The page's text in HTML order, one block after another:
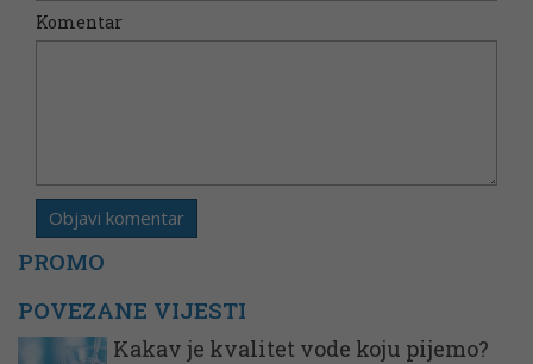
Komentar
PROMO
POVEZANE VIJESTI
Kakav je kvalitet vode koju pijemo?